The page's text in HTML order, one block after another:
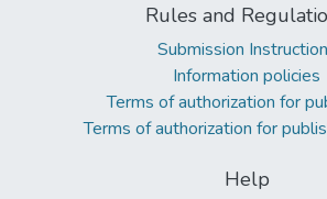
Rules and
Submission
Information policies
Terms of authorization for
Terms of authorization for
Help